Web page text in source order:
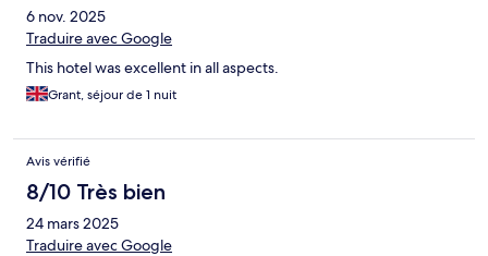
6 nov. 2025
Traduire avec Google
This hotel was excellent in all aspects.
Grant, séjour de 1 nuit
Avis vérifié
8/10 Très bien
24 mars 2025
Traduire avec Google